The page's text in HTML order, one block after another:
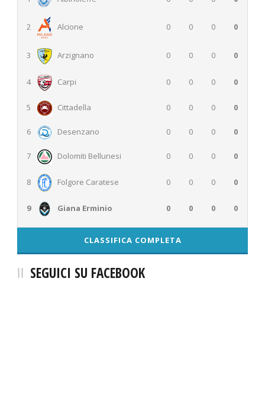
2 Alcione 0 0 0 0
3 Arzignano 0 0 0 0
4 Carpi 0 0 0 0
5 Cittadella 0 0 0 0
6 Desenzano 0 0 0 0
7 Dolomiti Bellunesi 0 0 0 0
8 Folgore Caratese 0 0 0 0
9 Giana Erminio 0 0 0 0
CLASSIFICA COMPLETA
SEGUICI SU FACEBOOK